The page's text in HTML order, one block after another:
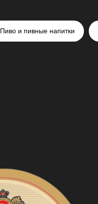
Пиво и пивные напитки